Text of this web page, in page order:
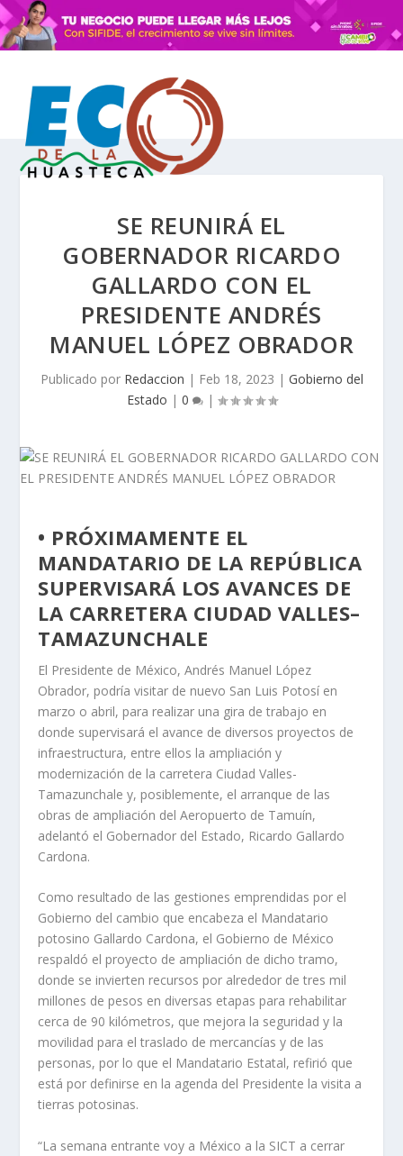
SE REUNIRÁ EL
GOBERNADOR RICARDO
GALLARDO CON EL
PRESIDENTE ANDRÉS
MANUEL LÓPEZ OBRADOR
Publicado por Redaccion | Feb 18, 2023 | Gobierno del
Estado | 0 |
• PRÓXIMAMENTE EL
MANDATARIO DE LA REPÚBLICA
SUPERVISARÁ LOS AVANCES DE
LA CARRETERA CIUDAD VALLES–
TAMAZUNCHALE
El Presidente de México, Andrés Manuel López
Obrador, podría visitar de nuevo San Luis Potosí en
marzo o abril, para realizar una gira de trabajo en
donde supervisará el avance de diversos proyectos de
infraestructura, entre ellos la ampliación y
modernización de la carretera Ciudad Valles-
Tamazunchale y, posiblemente, el arranque de las
obras de ampliación del Aeropuerto de Tamuín,
adelantó el Gobernador del Estado, Ricardo Gallardo
Cardona.
Como resultado de las gestiones emprendidas por el
Gobierno del cambio que encabeza el Mandatario
potosino Gallardo Cardona, el Gobierno de México
respaldó el proyecto de ampliación de dicho tramo,
donde se invierten recursos por alrededor de tres mil
millones de pesos en diversas etapas para rehabilitar
cerca de 90 kilómetros, que mejora la seguridad y la
movilidad para el traslado de mercancías y de las
personas, por lo que el Mandatario Estatal, refirió que
está por definirse en la agenda del Presidente la visita a
tierras potosinas.
“La semana entrante voy a México a la SICT a cerrar